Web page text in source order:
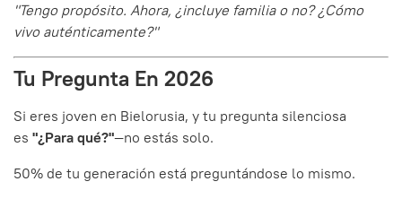
"Tengo propósito. Ahora, ¿incluye familia o no? ¿Cómo
vivo auténticamente?"
Tu Pregunta En 2026
Si eres joven en Bielorusia, y tu pregunta silenciosa
es "¿Para qué?"—no estás solo.
50% de tu generación está preguntándose lo mismo.